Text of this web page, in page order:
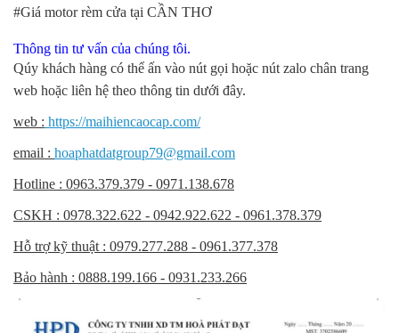
#Giá motor rèm cửa tại CẦN THƠ
Thông tin tư vấn của chúng tôi.
Qúy khách hàng có thể ấn vào nút gọi hoặc nút zalo chân trang
web hoặc liên hệ theo thông tin dưới đây.
web : https://maihiencaocap.com/
email : hoaphatdatgroup79@gmail.com
Hotline : 0963.379.379 - 0971.138.678
CSKH : 0978.322.622 - 0942.922.622 - 0961.378.379
Hỗ trợ kỹ thuật : 0979.277.288 - 0961.377.378
Bảo hành : 0888.199.166 - 0931.233.266